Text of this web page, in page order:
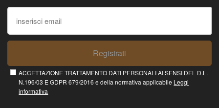
Registrati
ACCETTAZIONE TRATTAMENTO DATI PERSONALI AI SENSI DEL D.L.
N.196/03 E GDPR 679/2016 e della normativa applicabile Leggi
informativa